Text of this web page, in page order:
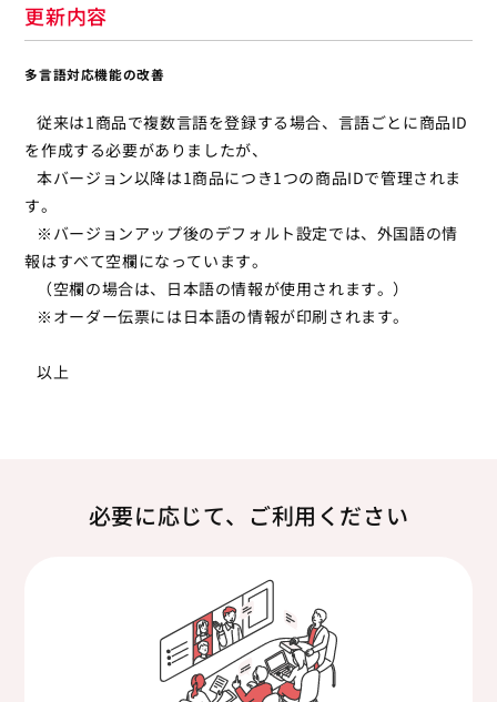
更新内容
多言語対応機能の改善
従来は1商品で複数言語を登録する場合、言語ごとに商品ID
を作成する必要がありましたが、
本バージョン以降は1商品につき1つの商品IDで管理されま
す。
※バージョンアップ後のデフォルト設定では、外国語の情
報はすべて空欄になっています。
（空欄の場合は、日本語の情報が使用されます。）
※オーダー伝票には日本語の情報が印刷されます。
以上
必要に応じて、ご利用ください